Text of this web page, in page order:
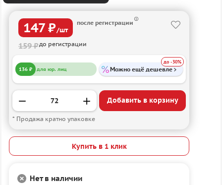
147 ₽/шт
после регистрации
159 ₽до регистрации
136 ₽ для юр. лиц Можно ещё дешевле
до -30%
Добавить в корзину
* Продажа кратно упаковке
Купить в 1 клик
Нет в наличии